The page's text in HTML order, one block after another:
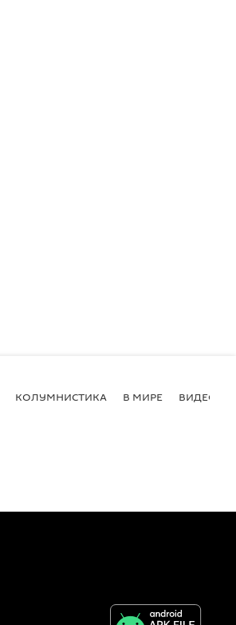
КОЛУМНИСТИКА В МИРЕ ВИДЕО